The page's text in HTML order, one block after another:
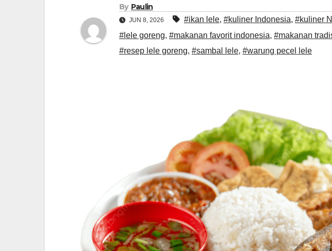
By Paulin
JUN 8, 2026 #ikan lele, #kuliner Indonesia, #kuliner
#lele goreng, #makanan favorit indonesia, #makanan
#resep lele goreng, #sambal lele, #warung pecel lele